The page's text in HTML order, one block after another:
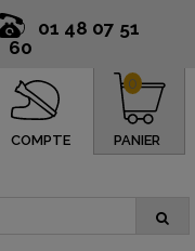
01 48 07 51
60
COMPTE PANIER
0